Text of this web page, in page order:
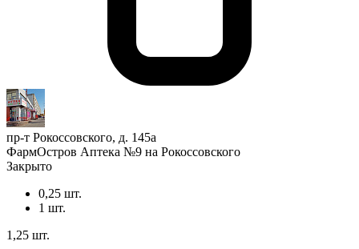
пр-т Рокоссовского, д. 145а
ФармОстров Аптека №9 на Рокоссовского
Закрыто
0,25 шт.
1 шт.
1,25 шт.